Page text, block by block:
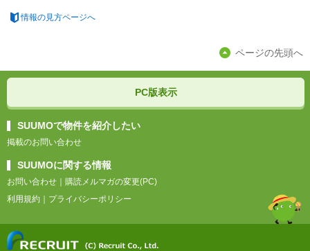
情報の見方ページへ
ページの先頭へ
PC版表示
SUUMOで物件を紹介したい
掲載のお問い合わせ
SUUMOに関する情報
お問い合わせ
購読メルマガの変更(PC)
利用規約
プライバシーポリシー